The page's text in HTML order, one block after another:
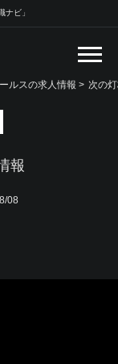
ナビ」
ルスの求人情報 > 次の
報
08